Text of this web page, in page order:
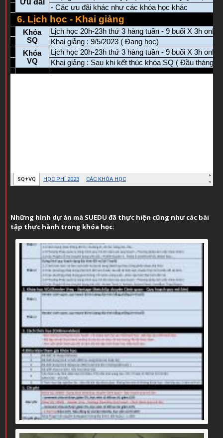
Những hình dự án mà SUEDU đã thực hiện cũng như các bài
tập thực hành trong khóa học: